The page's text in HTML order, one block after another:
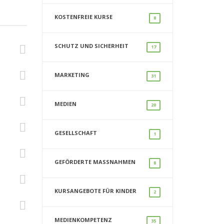
KOSTENFREIE KURSE 8
SCHUTZ UND SICHERHEIT 17
MARKETING 31
MEDIEN 20
GESELLSCHAFT 1
GEFÖRDERTE MASSNAHMEN 8
KURSANGEBOTE FÜR KINDER 2
MEDIENKOMPETENZ 35